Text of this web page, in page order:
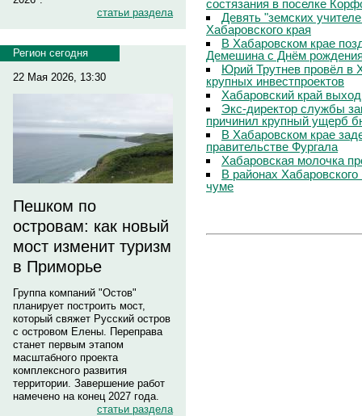
статьи раздела
Регион сегодня
22 Мая 2026, 13:30
Пешком по
островам: как новый
мост изменит туризм
в Приморье
Группа компаний "Остов"
планирует построить мост,
который свяжет Русский остров
с островом Елены. Переправа
станет первым этапом
масштабного проекта
комплексного развития
территории. Завершение работ
намечено на конец 2027 года.
статьи раздела
состязания в поселке
Девять "земских
Хабаровского края
В Хабаровском крае
Демешина с Днём
Юрий Трутнев провёл в
крупных инвестпроектов
Хабаровский край
Экс-директор службы
причинил крупный ущерб
В Хабаровском крае
правительстве Фургала
Хабаровская молочка
В районах
чуме